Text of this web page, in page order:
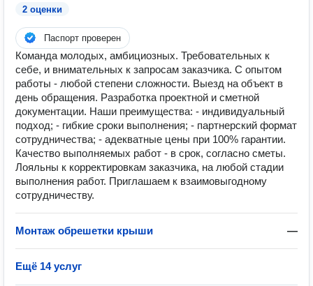
2 оценки
Паспорт проверен
Команда молодых, амбициозных. Требовательных к
себе, и внимательных к запросам заказчика. С опытом
работы - любой степени сложности. Выезд на объект в
день обращения. Разработка проектной и сметной
документации. Наши преимущества: - индивидуальный
подход; - гибкие сроки выполнения; - партнерский формат
сотрудничества; - адекватные цены при 100% гарантии.
Качество выполняемых работ - в срок, согласно сметы.
Лояльны к корректировкам заказчика, на любой стадии
выполнения работ. Приглашаем к взаимовыгодному
сотрудничеству.
Монтаж обрешетки крыши —
Ещё 14 услуг